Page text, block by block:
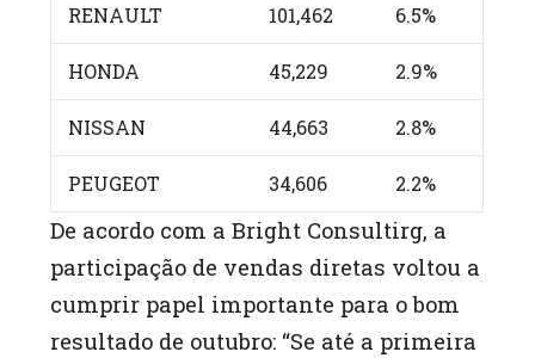
RENAULT 101,462 6.5%
HONDA 45,229 2.9%
NISSAN 44,663 2.8%
PEUGEOT 34,606 2.2%
De acordo com a Bright Consultirg, a
participação de vendas diretas voltou a
cumprir papel importante para o bom
resultado de outubro: “Se até a primeira